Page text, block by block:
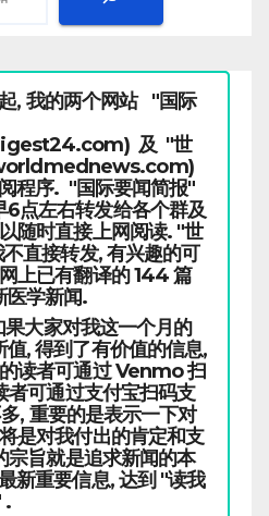
, 我的两个网站 "国际
及 "世
程序. "国际要闻简报"
6点左右转发给各个群及
随时直接上网阅读. "世
直接转发, 有兴趣的可
上已有翻译的 144 篇
医学新闻.
大家对我这一个月的
, 得到了有价值的信息,
读者可通过 Venmo 扫
可通过支付宝扫码支
, 重要的是表示一下对
是对我付出的肯定和支
宗旨就是追求新闻的本
新重要信息, 达到 "读我
.